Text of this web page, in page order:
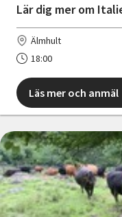
Lär dig mer om
Älmhult
18:00
Läs mer och anmäl